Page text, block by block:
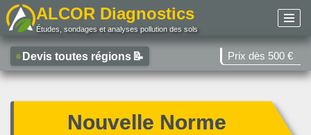
au
contenu
ALCOR Diagnostics
Études, sondages et analyses pollution des sols
Devis toutes régions 📝 Prix dès 500 €
Nouvelle Norme